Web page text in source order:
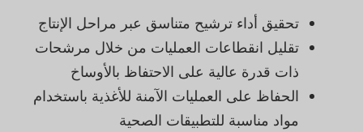
تحقيق أداء ترشيح متناسق عبر مراحل الإنتاج
تقليل انقطاعات العمليات من خلال مرشحات
ذات قدرة عالية على الاحتفاظ بالأوساخ
الحفاظ على العمليات الآمنة للأغذية باستخدام
مواد مناسبة للتطبيقات الصحية